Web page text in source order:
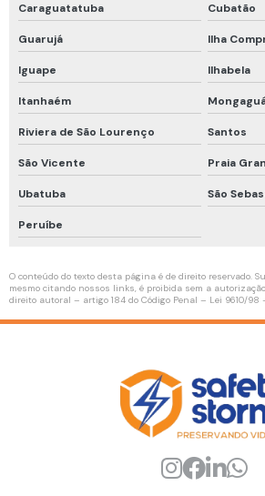
Linha de vida temporária
Mangueira de ar respirável
Manutenção de compressor de ar
Teste de qualidade do ar
Treinamento de proteção respiratória
Roupa de aproximação para combate a
Inspeção de conjunto autônomo
Higienização de conjunto autônomo
Empatamento de mangueiras de ar respirável
Higienização de máscara semi facial
Analisador partículas de poeira
Caraguatatuba Cubatão
Guarujá Ilha
Iguape Ilhabela
Itanhaém
Riviera de São Lourenço Santos
São Vicente Praia
Ubatuba São
Peruíbe
O conteúdo do texto desta página é de direito reservado.
mesmo citando nossos links, é proibida sem a
direito autoral – artigo 184 do Código Penal – Lei 9610/98